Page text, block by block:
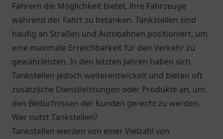
Fahrern die Möglichkeit bietet, ihre Fahrzeuge
während der Fahrt zu betanken. Tankstellen sind
häufig an Straßen und Autobahnen positioniert, um
eine maximale Erreichbarkeit für den Verkehr zu
gewährleisten. In den letzten Jahren haben sich
Tankstellen jedoch weiterentwickelt und bieten oft
zusätzliche Dienstleistungen oder Produkte an, um
den Bedürfnissen der Kunden gerecht zu werden.
Wer nutzt Tankstellen?
Tankstellen werden von einer Vielzahl von